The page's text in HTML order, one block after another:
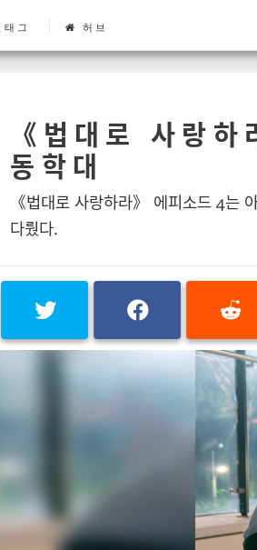
태그 허브
《법대로 사랑
동학대
《법대로 사랑하라》 에피소드 4는
다뤘다.